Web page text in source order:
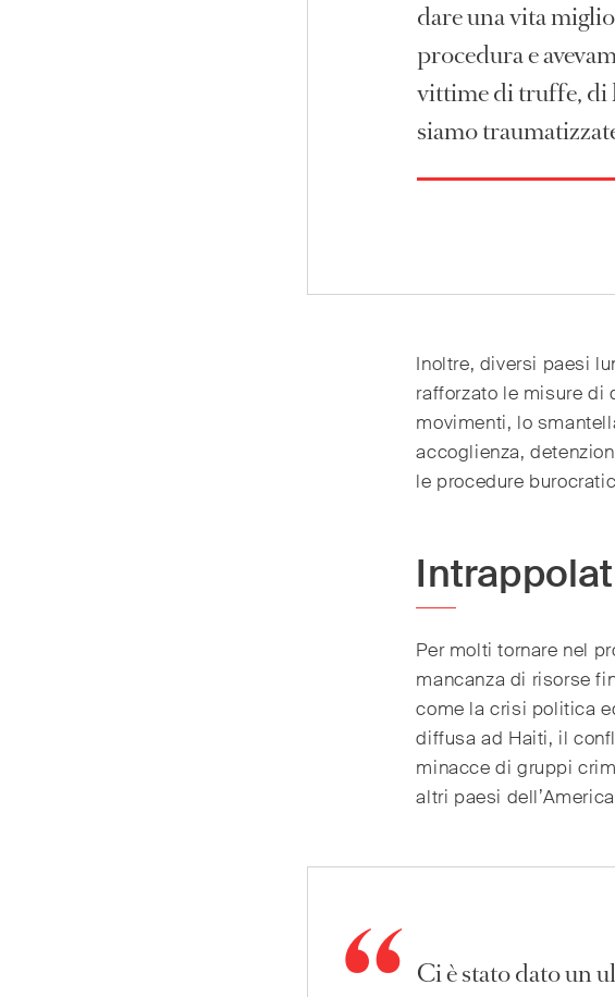
dare una vita
procedura e
vittime di truffe, di
siamo
Inoltre, diversi paesi
rafforzato le misure di
movimenti, lo
accoglienza,
le procedure
Per molti tornare nel
mancanza di risorse
come la crisi politica
diffusa ad Haiti, il
minacce di gruppi
altri paesi
Ci è stato dato un